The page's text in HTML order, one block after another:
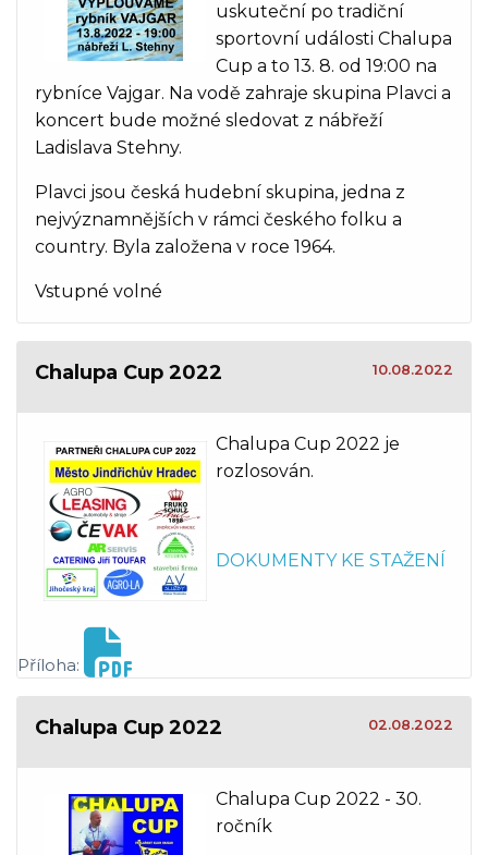
uskuteční po tradiční
sportovní události Chalupa
Cup a to 13. 8. od 19:00 na
rybníce Vajgar. Na vodě zahraje skupina Plavci a
koncert bude možné sledovat z nábřeží
Ladislava Stehny.
Plavci jsou česká hudební skupina, jedna z
nejvýznamnějších v rámci českého folku a
country. Byla založena v roce 1964.
Vstupné volné
Chalupa Cup 2022 10.08.2022
Chalupa Cup 2022 je
rozlosován.
DOKUMENTY KE STAŽENÍ
Příloha:
Chalupa Cup 2022 02.08.2022
Chalupa Cup 2022 - 30.
ročník